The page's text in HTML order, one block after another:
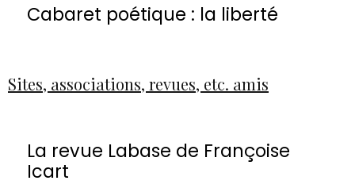
Cabaret poétique : la liberté
Sites, associations, revues, etc. amis
La revue Labase de Françoise
Icart